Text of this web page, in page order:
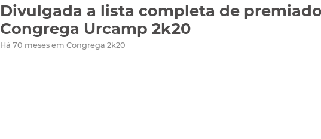
Divulgada a lista completa de
Congrega Urcamp 2k20
Há 70 meses em Congrega 2k20